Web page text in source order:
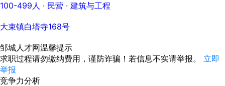
100-499人 · 民营 · 建筑与工程
大束镇白塔寺168号
邹城人才网温馨提示
求职过程请勿缴纳费用，谨防诈骗！若信息不实请举报。 立即
举报
竞争力分析